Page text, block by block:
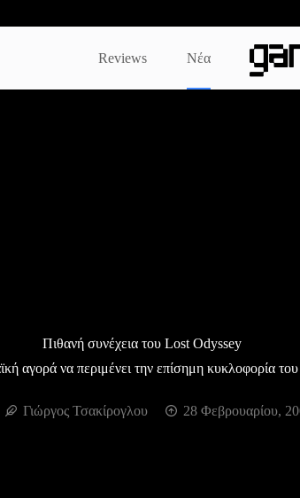
Reviews
Νέα
Πιθανή συνέχεια του Lost Odyssey
αγορά να περιμένει την επίσημη κυκλοφορία
Γιώργος Τσακίρογλου 28 Φεβρουαρίου,